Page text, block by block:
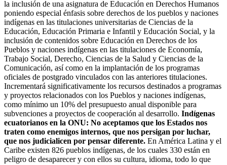
la inclusión de una asignatura de Educación en Derechos Humanos
poniendo especial énfasis sobre derechos de los pueblos y naciones
indígenas en las titulaciones universitarias de Ciencias de la
Educación, Educación Primaria e Infantil y Educación Social, y la
inclusión de contenidos sobre Educación en Derechos de los
Pueblos y naciones indígenas en las titulaciones de Economía,
Trabajo Social, Derecho, Ciencias de la Salud y Ciencias de la
Comunicación, así como en la implantación de los programas
oficiales de postgrado vinculados con las anteriores titulaciones.
Incrementará significativamente los recursos destinados a programas
y proyectos relacionados con los Pueblos y naciones indígenas,
como mínimo un 10% del presupuesto anual disponible para
subvenciones a proyectos de cooperación al desarrollo. Indígenas
ecuatorianos en la ONU: No aceptamos que los Estados nos
traten como enemigos internos, que nos persigan por luchar,
que nos judicialicen por pensar diferente. En América Latina y el
Caribe existen 826 pueblos indígenas, de los cuales 330 están en
peligro de desaparecer y con ellos su cultura, idioma, todo lo que